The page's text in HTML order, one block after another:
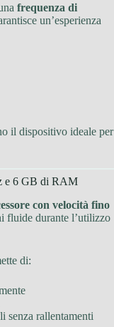
frequenza di
un’esperienza
il dispositivo ideale per
e 6 GB di RAM
con velocità fino
fluide durante l’utilizzo
di:
senza rallentamenti